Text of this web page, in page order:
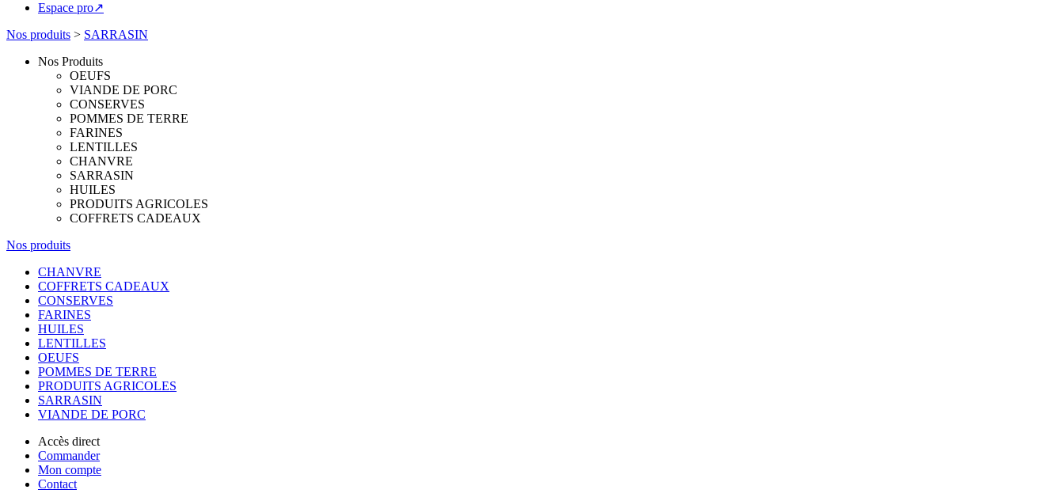
Espace pro↗
Nos produits > SARRASIN
Nos Produits
OEUFS
VIANDE DE PORC
CONSERVES
POMMES DE TERRE
FARINES
LENTILLES
CHANVRE
SARRASIN
HUILES
PRODUITS AGRICOLES
COFFRETS CADEAUX
Nos produits
CHANVRE
COFFRETS CADEAUX
CONSERVES
FARINES
HUILES
LENTILLES
OEUFS
POMMES DE TERRE
PRODUITS AGRICOLES
SARRASIN
VIANDE DE PORC
Accès direct
Commander
Mon compte
Contact